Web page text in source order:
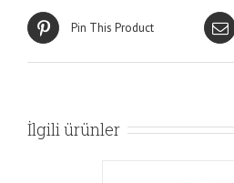
Pin This Product
İlgili ürünler